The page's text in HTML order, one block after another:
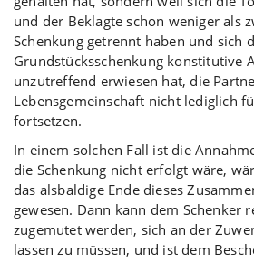
und der Beklagte schon weniger als
Schenkung getrennt haben und sich
Grundstücksschenkung konstitutive
unzutreffend erwiesen hat, die
Lebensgemeinschaft nicht lediglich
fortsetzen.
In einem solchen Fall ist die
die Schenkung nicht erfolgt wäre,
das alsbaldige Ende dieses
gewesen. Dann kann dem Schenker
zugemutet werden, sich an der
lassen zu müssen, und ist dem